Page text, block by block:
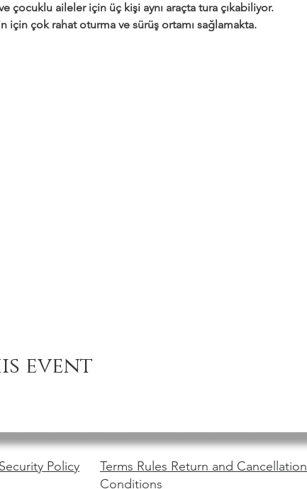
çocuklu aileler için üç kişi aynı araçta tura çıkabiliyor.
için çok rahat oturma ve sürüş ortamı sağlamakta.
event
Policy
Terms Rules Return and Cancellation
Conditions